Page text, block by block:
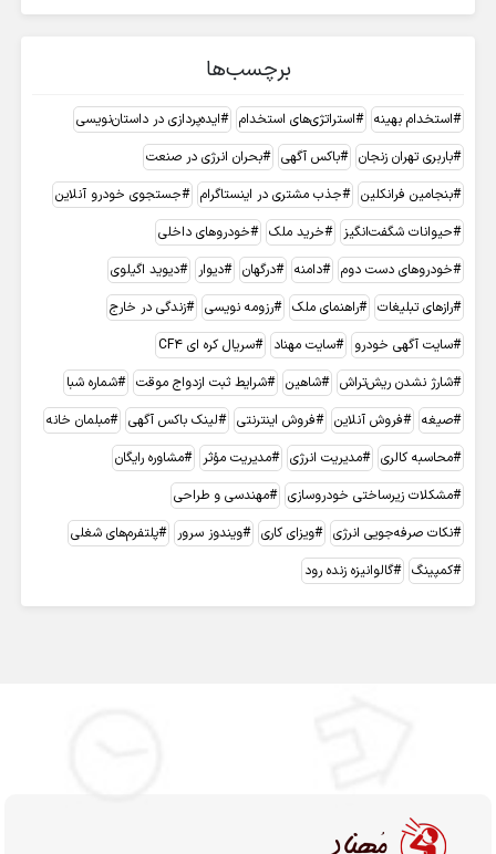
برچسب‌ها
استخدام بهینه استراتژی‌های استخدام
ایده‌پردازی در داستان‌نویسی
باربری تهران زنجان
باکس آگهی
بحران انرژی در صنعت
بنجامین فرانکلین
جذب مشتری در اینستاگرام
جستجوی خودرو آنلاین
حیوانات شگفت‌انگیز
خرید ملک
خودروهای داخلی
خودروهای دست دوم
دامنه درگهان دیوار
دیوید اگیلوی
رازهای تبلیغات
راهنمای ملک رزومه نویسی
زندگی در خارج
سایت آگهی خودرو
سایت مهناد
سریال کره ای CF4
شارژ نشدن ریش‌تراش
شاهین شرایط ثبت ازدواج موقت
شماره شبا
صیغه
فروش آنلاین فروش اینترنتی لینک باکس آگهی
مبلمان خانه
محاسبه کالری
مدیریت انرژی مدیریت مؤثر
مشاوره رایگان
مشکلات زیرساختی خودروسازی
مهندسی و طراحی
نکات صرفه‌جویی انرژی
ویزای کاری ویندوز سرور
پلتفرم‌های شغلی
کمپینگ
گالوانیزه زنده رود